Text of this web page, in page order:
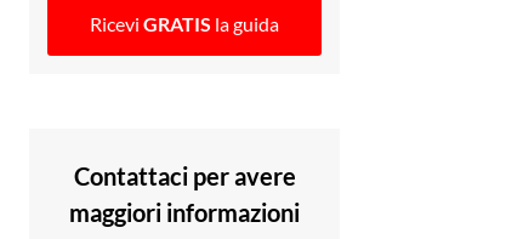
Ricevi GRATIS la guida
Contattaci per avere
maggiori informazioni